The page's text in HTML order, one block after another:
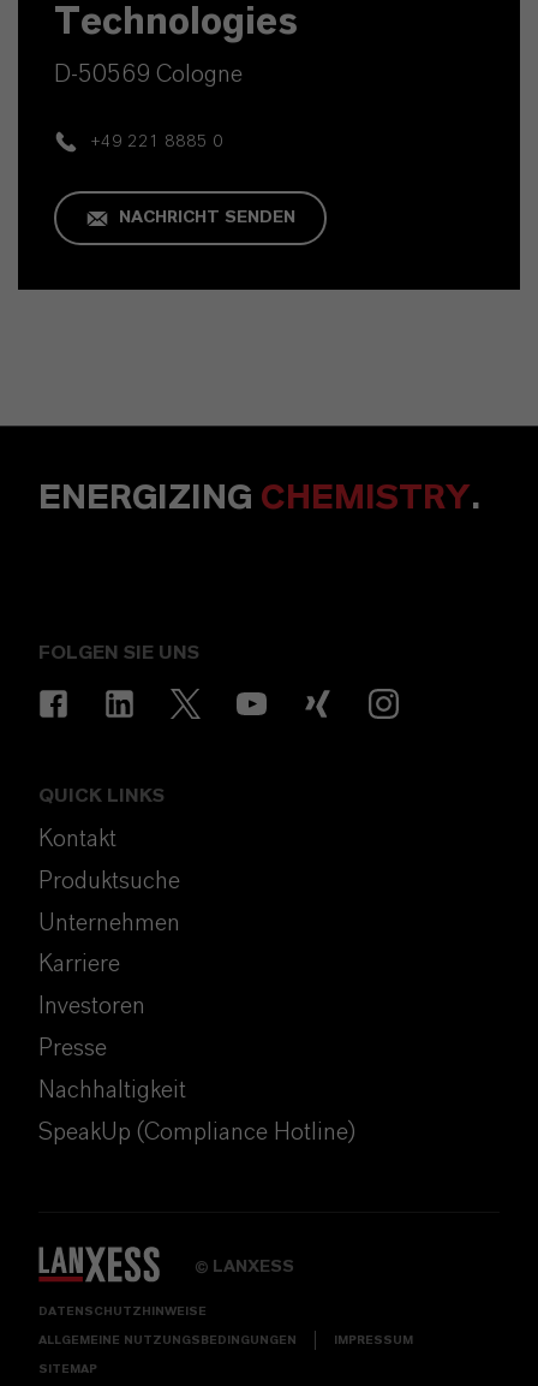
Technologies
D-50569 Cologne
+49 221 8885 0
NACHRICHT SENDEN
ENERGIZING CHEMISTRY.
FOLGEN SIE UNS
QUICK LINKS
Kontakt
Produktsuche
Unternehmen
Karriere
Investoren
Presse
Nachhaltigkeit
SpeakUp (Compliance Hotline)
© LANXESS
DATENSCHUTZHINWEISE
ALLGEMEINE NUTZUNGSBEDINGUNGEN IMPRESSUM
SITEMAP